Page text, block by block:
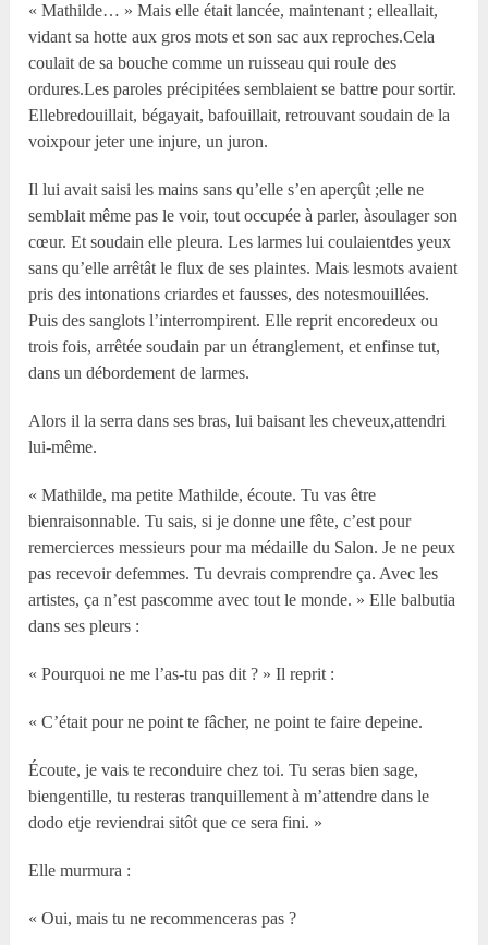
« Mathilde… » Mais elle était lancée, maintenant ; elleallait,
vidant sa hotte aux gros mots et son sac aux reproches.Cela
coulait de sa bouche comme un ruisseau qui roule des
ordures.Les paroles précipitées semblaient se battre pour sortir.
Ellebredouillait, bégayait, bafouillait, retrouvant soudain de la
voixpour jeter une injure, un juron.
Il lui avait saisi les mains sans qu’elle s’en aperçût ;elle ne
semblait même pas le voir, tout occupée à parler, àsoulager son
cœur. Et soudain elle pleura. Les larmes lui coulaientdes yeux
sans qu’elle arrêtât le flux de ses plaintes. Mais lesmots avaient
pris des intonations criardes et fausses, des notesmouillées.
Puis des sanglots l’interrompirent. Elle reprit encoredeux ou
trois fois, arrêtée soudain par un étranglement, et enfinse tut,
dans un débordement de larmes.
Alors il la serra dans ses bras, lui baisant les cheveux,attendri
lui-même.
« Mathilde, ma petite Mathilde, écoute. Tu vas être
bienraisonnable. Tu sais, si je donne une fête, c’est pour
remercierces messieurs pour ma médaille du Salon. Je ne peux
pas recevoir defemmes. Tu devrais comprendre ça. Avec les
artistes, ça n’est pascomme avec tout le monde. » Elle balbutia
dans ses pleurs :
« Pourquoi ne me l’as-tu pas dit ? » Il reprit :
« C’était pour ne point te fâcher, ne point te faire depeine.
Écoute, je vais te reconduire chez toi. Tu seras bien sage,
biengentille, tu resteras tranquillement à m’attendre dans le
dodo etje reviendrai sitôt que ce sera fini. »
Elle murmura :
« Oui, mais tu ne recommenceras pas ?